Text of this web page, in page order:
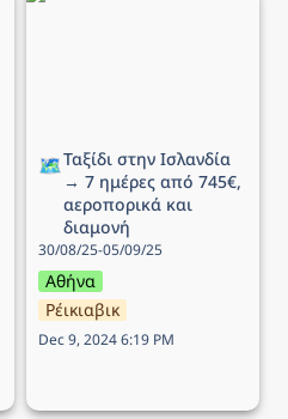
🗺️Ταξίδι στην Ισλανδία
→ 7 ημέρες από 745€,
αεροπορικά και
διαμονή
30/08/25-05/09/25
Αθήνα
Ρέικιαβικ
Dec 9, 2024 6:19 PM